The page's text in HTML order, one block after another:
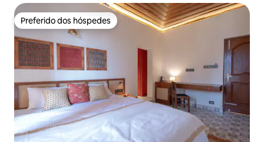
Preferido dos hóspedes
Preferido dos hóspedes